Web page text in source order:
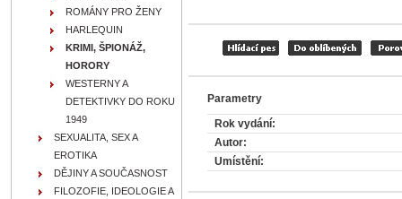
Parametry
Rok vydání:
Autor:
Umístění:
ROMÁNY PRO ŽENY
HARLEQUIN
KRIMI, ŠPIONÁŽ,
HORORY
WESTERNY A
DETEKTIVKY DO ROKU
1949
SEXUALITA, SEX A
EROTIKA
DĚJINY A SOUČASNOST
FILOZOFIE, IDEOLOGIE A